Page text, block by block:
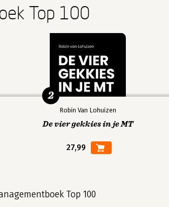
Top 100
Robin Van Lohuizen
De vier gekkies in je MT
27,99
2
Top 100